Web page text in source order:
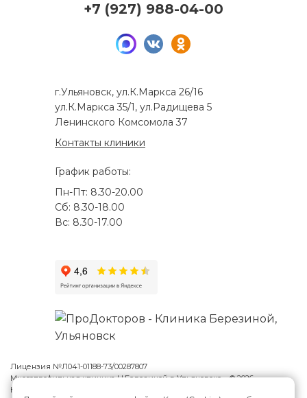
г.Ульяновск, ул.К.Маркса 26/16
ул.К.Маркса 35/1, ул.Радищева 5
Ленинского Комсомола 37
Контакты клиники
График работы:
Пн-Пт: 8.30-20.00
Сб: 8.30-18.00
Вс: 8.30-17.00
+7 (927) 988-04-00
Лицензия №Л041-01188-73/00287807
Многопрофильная клиника Н.Березиной в Ульяновске © 2026
Карта сайта